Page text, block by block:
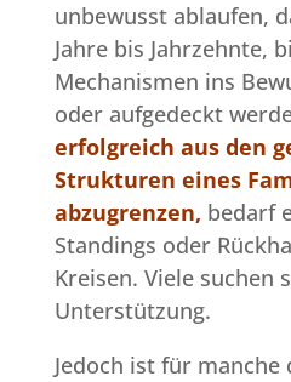
unbewusst ablaufen,
Jahre bis Jahrzehnte,
Mechanismen ins
oder aufgedeckt
erfolgreich aus den
Strukturen eines
abzugrenzen, bedarf
Standings oder
Kreisen. Viele suchen
Unterstützung.
Jedoch ist für manche